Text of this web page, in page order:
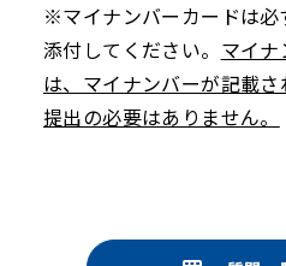
※マイナンバーカードは必
添付してください。 マイ
は、マイナンバーが記載
提出の必要はありません。